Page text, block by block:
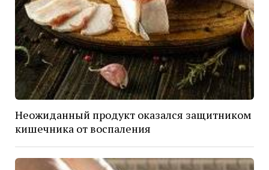
Неожиданный продукт оказался защитником
кишечника от воспаления